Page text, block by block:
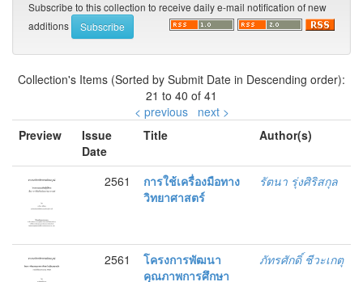
Subscribe to this collection to receive daily e-mail notification of new
additions
Collection's Items (Sorted by Submit Date in Descending order):
21 to 40 of 41
< previous
next >
Preview
Issue
Date
Title Author(s)
2561
การใช้เครื่องมือทาง
วิทยาศาสตร์
รัตนา รุ่งศิริสกุล
2561
โครงการพัฒนา
คุณภาพการศึกษา
ภัทรศักดิ์ ชีวะเกตุ